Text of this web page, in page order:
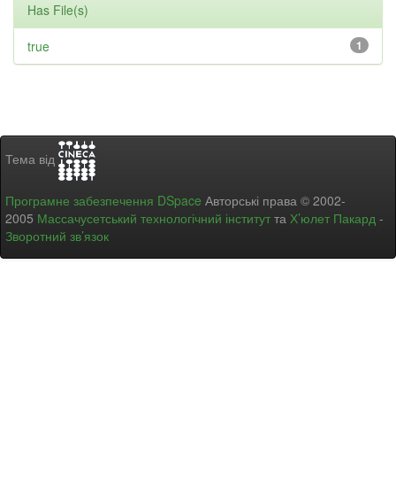
Has File(s)
1
true
Тема від
Програмне забезпечення DSpace Авторські права © 2002-
2005 Массачусетський технологічний інститут та Х’юлет Пакард -
Зворотний зв’язок